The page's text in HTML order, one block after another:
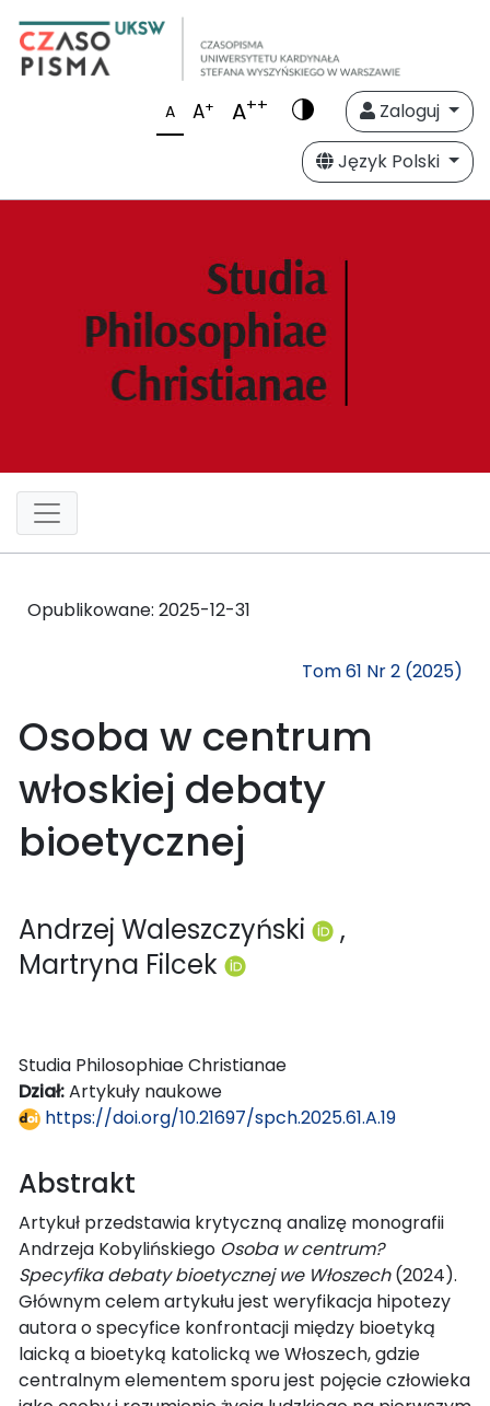
A A+ A++
Zaloguj
Język Polski
Opublikowane: 2025-12-31
Tom 61 Nr 2 (2025)
Osoba w centrum
włoskiej debaty
bioetycznej
Andrzej Waleszczyński
,
Martryna Filcek
Studia Philosophiae Christianae
Dział:Artykuły naukowe
https://doi.org/10.21697/spch.2025.61.A.19
Abstrakt
Artykuł przedstawia krytyczną analizę monografii
Andrzeja Kobylińskiego Osoba w centrum?
Specyfika debaty bioetycznej we Włoszech(2024).
Głównym celem artykułu jest weryfikacja hipotezy
autora o specyfice konfrontacji między bioetyką
laicką a bioetyką katolicką we Włoszech, gdzie
centralnym elementem sporu jest pojęcie człowieka